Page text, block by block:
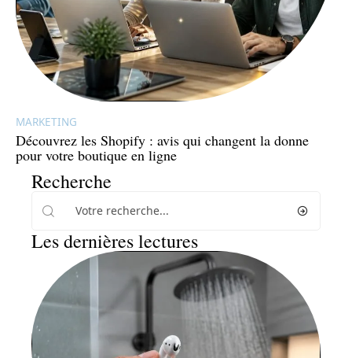
MARKETING
Découvrez les Shopify : avis qui changent la donne
pour votre boutique en ligne
Recherche
Les dernières lectures